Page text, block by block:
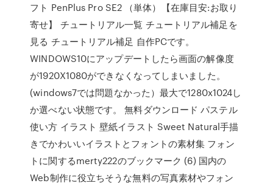
フト PenPlus Pro SE2 （単体）【在庫目安:お取り
寄せ】 チュートリアル一覧 チュートリアル補足を
見る チュートリアル補足 自作PCです。
WINDOWS10にアップデートしたら画面の解像度
が1920X1080ができなくなってしまいました。
(windows7では問題なかった）最大で1280x1024し
か選べない状態です。 無料ダウンロード パステル
使い方 イラスト 壁紙イラスト Sweet Natural手描
きでかわいいイラストとフォントの素材集 フォン
トに関するmerty222のブックマーク (6) 国内の
Web制作に役立ちそうな無料の写真素材やフォン